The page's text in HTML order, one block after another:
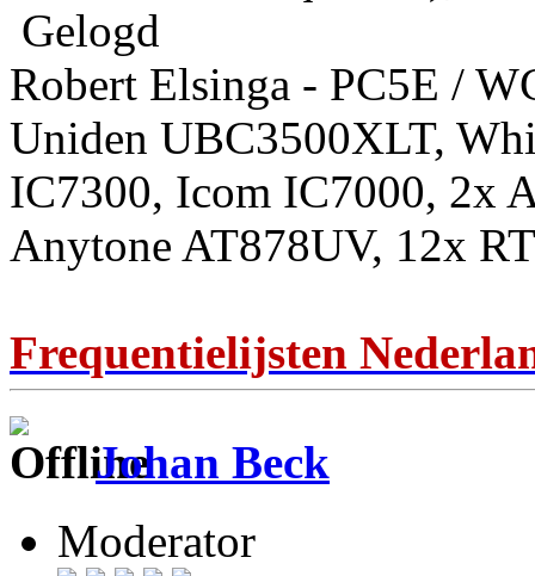
Gelogd
Robert Elsinga - PC5E /
Uniden UBC3500XLT,
IC7300, Icom IC7000, 2x
Anytone AT878UV, 12x
Frequentielijsten
Johan Beck
Moderator